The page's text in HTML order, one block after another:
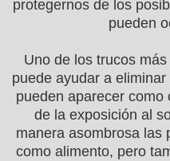
protegernos de los
pueden
Uno de los trucos
puede ayudar a
pueden aparecer como
de la exposición al
manera asombrosa las
como alimento, pero